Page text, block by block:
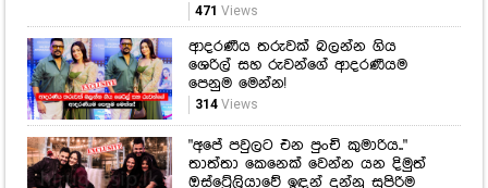
471 Views
ආදරණීය තරුවක් බලන්න ගිය
ශෙරිල් සහ රුවන්ගේ ආදරණීයම
පෙනුම මෙන්න!
314Views
"අපේ පවුලට එන පුංචි කුමාරිය.."
තාත්තා කෙනෙක් වෙන්න යන දිමුත්
ඔස්ට්‍රේලියාවේ ඉඳන් දුන්නු සුපිරිම